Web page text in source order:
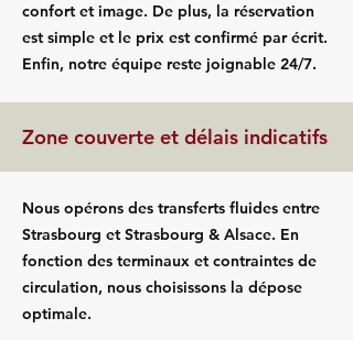
confort et image. De plus, la réservation
est simple et le prix est confirmé par écrit.
Enfin, notre équipe reste joignable 24/7.
Zone couverte et délais indicatifs
Nous opérons des transferts fluides entre
Strasbourg et Strasbourg & Alsace. En
fonction des terminaux et contraintes de
circulation, nous choisissons la dépose
optimale.